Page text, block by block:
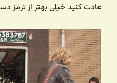
عادت کنید خیلی بهتر از ترمز